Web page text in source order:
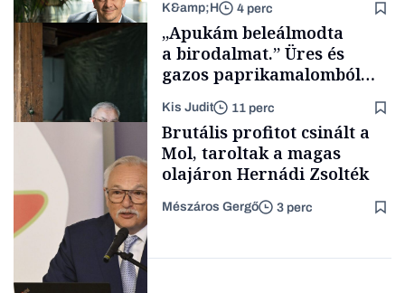
Makro
TÁMOGATÓI
TARTALOM
K&amp;H 4 perc
Családi
vállalkozások
„Apukám beleálmodta
a birodalmat.” Üres és
gazos paprikamalomból
lett az igazi családi
fűszersztori
Kis Judit 11 perc
Brutális profitot csinált a
Mol, taroltak a magas
olajáron Hernádi Zsolték
Mészáros Gergő 3 perc